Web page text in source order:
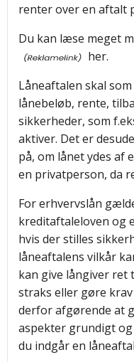
renter over en aftalt
Du kan læse meget
her.
Låneaftalen skal
lånebeløb, rente,
sikkerheder, som
aktiver. Det er
på, om lånet ydes af
en privatperson, da
For erhvervslån
kreditaftaleloven og
hvis der stilles
låneaftalens vilkår
kan give långiver
straks eller gøre
derfor afgørende at
aspekter grundigt
du indgår en